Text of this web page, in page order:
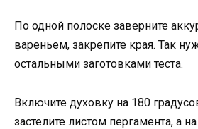
По одной полоске заверните
вареньем, закрепите края. Так
остальными заготовками теста.
Включите духовку на 180
застелите листом пергамента, а